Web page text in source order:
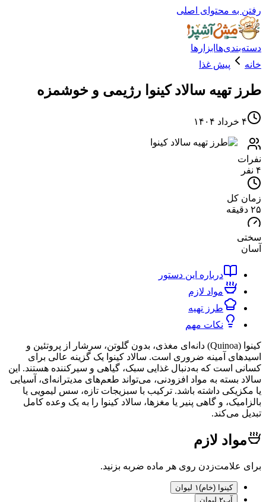
محتوای اصلی
ابزارها
پیش غذا
سالاد کینوا رژیمی و خوشمزه
درباره این دستور
مواد لازم
طرز تهیه
نکات مهم
کینوا (Quinoa) دانه‌ای مغذی، بدون گلوتن، سرشار از پروتئین و
آمینه ضروری است. سالاد کینوا یک گزینه عالی برای
است که به‌دنبال غذایی سبک، گیاهی و سیرکننده هستند. این
به مواد افزودنی، می‌تواند طعم‌های مدیترانه‌ای، آسیایی
داشته باشد. ترکیب با سبزیجات تازه، سس لیمویی یا
و گاهی پنیر یا مغزها، سالاد کینوا را به یک وعده کامل
لازم
روی هر ماده ضربه بزنید.
کینوا (خام)۱ لیوان